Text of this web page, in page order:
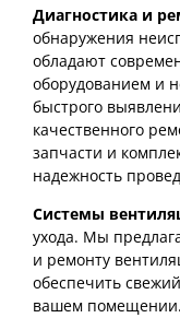
Диагностика и
обнаружения
обладают
оборудованием и
быстрого
качественного
запчасти и
надежность
Системы
ухода. Мы
и ремонту
обеспечить
вашем помещении.